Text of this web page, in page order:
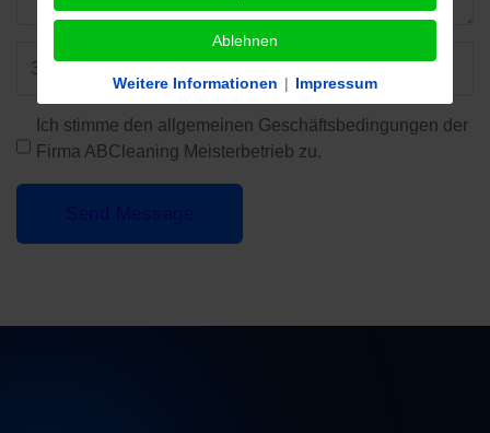
Ich stimme den allgemeinen Geschäftsbedingungen der
Firma ABCleaning Meisterbetrieb zu.
Send Message
Ablehnen
Weitere Informationen | Impressum